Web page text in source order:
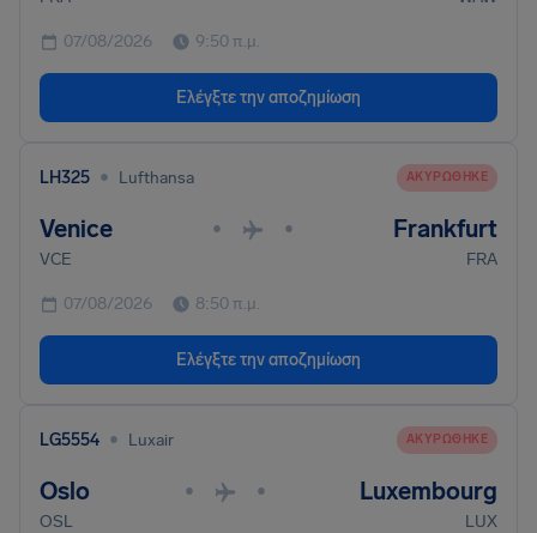
07/08/2026 9:50 π.μ.
Ελέγξτε την αποζημίωση
LH325 • Lufthansa ΑΚΥΡΏΘΗΚΕ
Venice • • Frankfurt
VCE FRA
07/08/2026 8:50 π.μ.
Ελέγξτε την αποζημίωση
LG5554 • Luxair ΑΚΥΡΏΘΗΚΕ
Oslo • • Luxembourg
OSL LUX